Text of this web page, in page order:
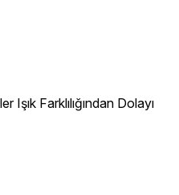
Farklılığından Dolayı